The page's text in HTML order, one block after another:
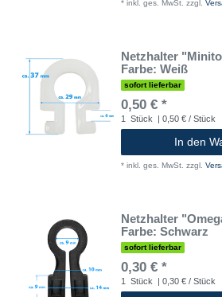
* inkl. ges. MwSt. zzgl.
Netzhalter
Farbe: Weiß
sofort lieferbar
0,50 € *
1 Stück | 0,50 € / Stück
In den
* inkl. ges. MwSt. zzgl.
Netzhalter
Farbe: Schwarz
sofort lieferbar
0,30 € *
1 Stück | 0,30 € / Stück